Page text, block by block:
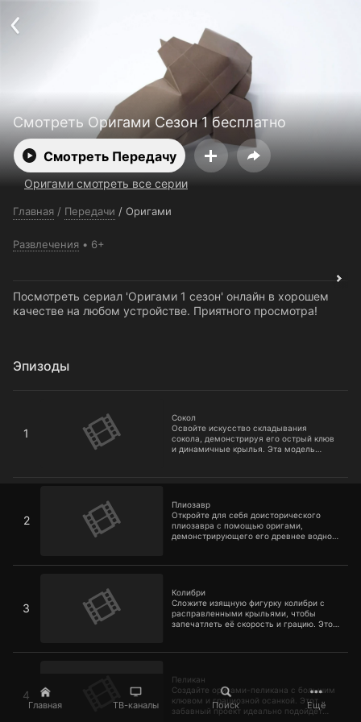
Главная ТВ-каналы Поиск Ещё
Смотреть Оригами Сезон 1 бесплатно
Смотреть Передачу
Оригами смотреть все серии
Главная / Передачи / Оригами
Развлечения 6+
Посмотреть сериал 'Оригами 1 сезон' онлайн в хорошем
качестве на любом устройстве. Приятного просмотра!
Эпизоды
1
Сокол
Освойте искусство складывания
сокола, демонстрируя его острый клюв
и динамичные крылья. Эта модель
2
Плиозавр
Откройте для себя доисторического
плиозавра с помощью оригами,
демонстрирующего его древнее водное
3
Колибри
Сложите изящную фигурку колибри с
расправленными крыльями, чтобы
запечатлеть её скорость и грацию. Этот
4
Пеликан
Создайте оригами-пеликана с большим
клювом и грациозной осанкой. Этот
забавный проект идеально подойдёт
Пользовательское соглашение
Политика конфиденциальности
Для партнёров
Ввести промокод
Бесплатные каналы